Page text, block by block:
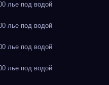
лье под водой
лье под водой
лье под водой
лье под водой